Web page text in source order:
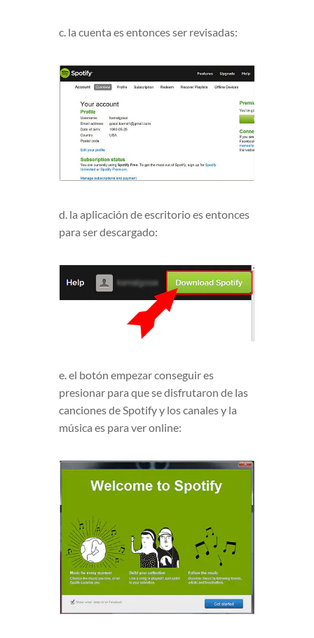
c. la cuenta es entonces ser revisadas:
d. la aplicación de escritorio es entonces
para ser descargado:
e. el botón empezar conseguir es
presionar para que se disfrutaron de las
canciones de Spotify y los canales y la
música es para ver online: